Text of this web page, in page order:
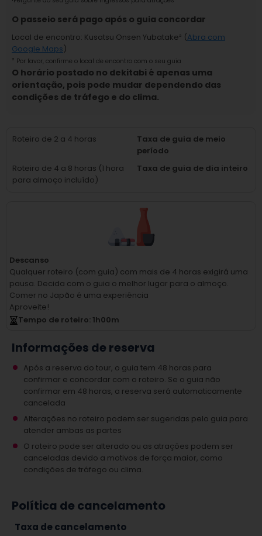
O passeio será pago após o guia concordar
Local de encontro: Kusatsu Onsen Yubatake² (Abra com
Google Maps)
² Por favor, confirme o local de encontro com o seu guia
O horário postado no dekitabi é apenas uma
orientação, pois pode mudar dependendo das
condições de tráfego e do clima.
Roteiro de 2 a 4 horas
Taxa de guia de meio
período
Roteiro de 4 a 8 horas (1 hora
para almoço incluído)
Taxa de guia de dia inteiro
Descanso
Qualquer roteiro (com guia) com mais de 4 horas exigirá uma
pausa. Decida com o guia o melhor lugar para o almoço.
Comer no Japão é uma experiência
Aproveite!
Tempo de roteiro: 1h00m
Informações de reserva
Após a reserva do tour, o guia tem 48 horas para
confirmar e concordar com o roteiro. Se o guia não
confirmar em 48 horas, a reserva será automaticamente
cancelada
Alterações no roteiro podem ser sugeridas pelo guia para
atender ambas as partes
O roteiro pode ser alterado ou as atrações podem ser
canceladas devido a motivos de força maior, como
condições de tráfego ou clima.
Política de cancelamento
Taxa de cancelamento